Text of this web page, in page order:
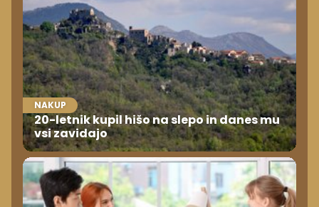
NAKUP
20-letnik kupil hišo na slepo in danes mu
vsi zavidajo